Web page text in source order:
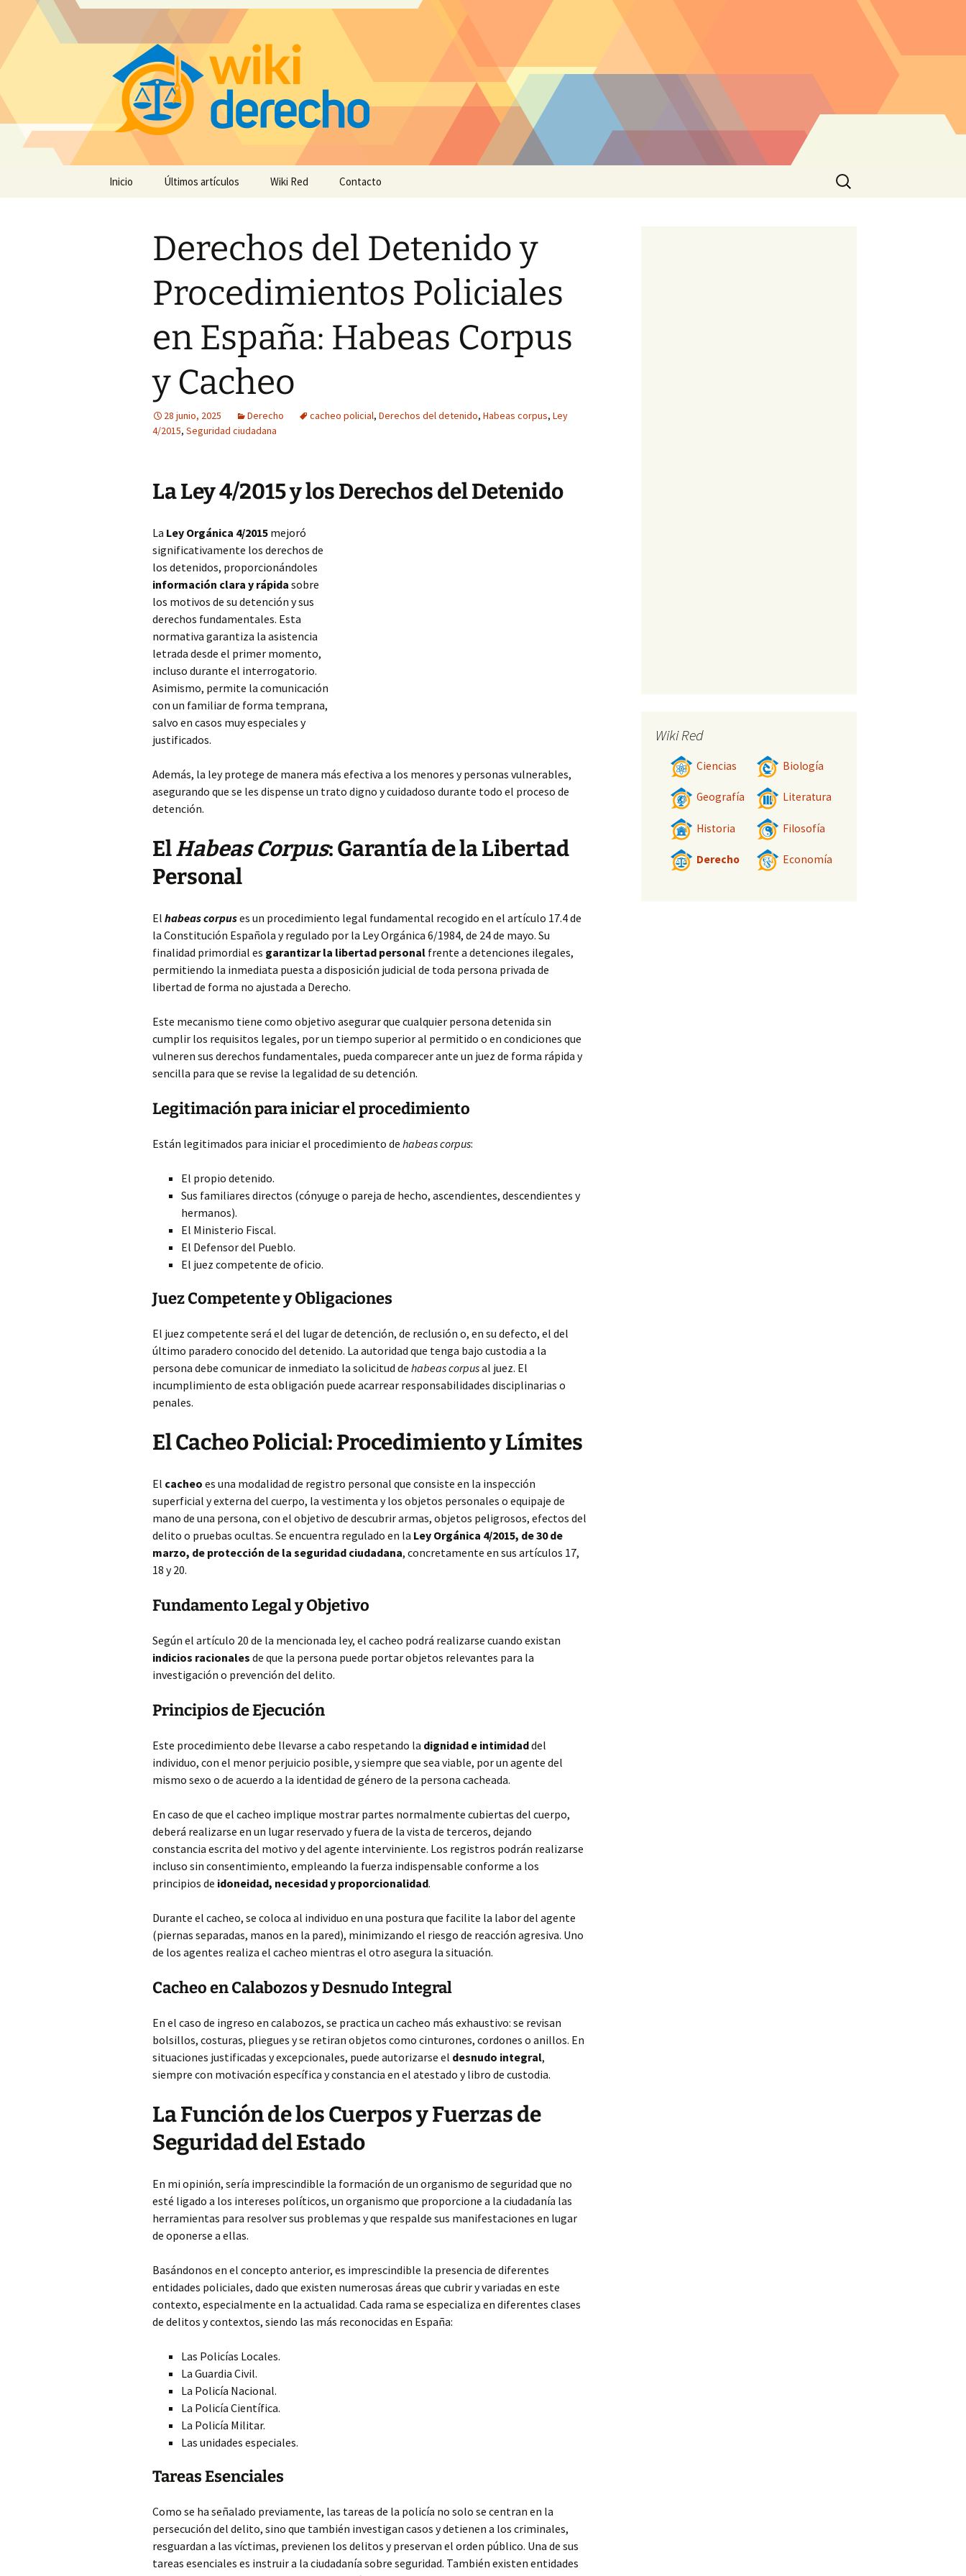
Inicio Últimos artículos Wiki Red Contacto
Buscar:
Derechos del Detenido y
Procedimientos Policiales
en España: Habeas Corpus
y Cacheo
28 junio, 2025 Derecho cacheo policial, Derechos del detenido, Habeas corpus, Ley
4/2015, Seguridad ciudadana
La Ley 4/2015 y los Derechos del Detenido
La Ley Orgánica 4/2015 mejoró
significativamente los derechos de
los detenidos, proporcionándoles
información clara y rápida sobre
los motivos de su detención y sus
derechos fundamentales. Esta
normativa garantiza la asistencia
letrada desde el primer momento,
incluso durante el interrogatorio.
Asimismo, permite la comunicación
con un familiar de forma temprana,
salvo en casos muy especiales y
justificados.
Además, la ley protege de manera más efectiva a los menores y personas vulnerables,
asegurando que se les dispense un trato digno y cuidadoso durante todo el proceso de
detención.
ElHabeas Corpus: Garantía de la Libertad
Personal
El habeas corpuses un procedimiento legal fundamental recogido en el artículo 17.4 de
la Constitución Española y regulado por la Ley Orgánica 6/1984, de 24 de mayo. Su
finalidad primordial es garantizar la libertad personal frente a detenciones ilegales,
permitiendo la inmediata puesta a disposición judicial de toda persona privada de
libertad de forma no ajustada a Derecho.
Este mecanismo tiene como objetivo asegurar que cualquier persona detenida sin
cumplir los requisitos legales, por un tiempo superior al permitido o en condiciones que
vulneren sus derechos fundamentales, pueda comparecer ante un juez de forma rápida y
sencilla para que se revise la legalidad de su detención.
Legitimación para iniciar el procedimiento
Están legitimados para iniciar el procedimiento de habeas corpus:
El propio detenido.
Sus familiares directos (cónyuge o pareja de hecho, ascendientes, descendientes y
hermanos).
El Ministerio Fiscal.
El Defensor del Pueblo.
El juez competente de oficio.
Juez Competente y Obligaciones
El juez competente será el del lugar de detención, de reclusión o, en su defecto, el del
último paradero conocido del detenido. La autoridad que tenga bajo custodia a la
persona debe comunicar de inmediato la solicitud de habeas corpusal juez. El
incumplimiento de esta obligación puede acarrear responsabilidades disciplinarias o
penales.
El Cacheo Policial: Procedimiento y Límites
El cacheo es una modalidad de registro personal que consiste en la inspección
superficial y externa del cuerpo, la vestimenta y los objetos personales o equipaje de
mano de una persona, con el objetivo de descubrir armas, objetos peligrosos, efectos del
delito o pruebas ocultas. Se encuentra regulado en la Ley Orgánica 4/2015, de 30 de
marzo, de protección de la seguridad ciudadana, concretamente en sus artículos 17,
18 y 20.
Fundamento Legal y Objetivo
Según el artículo 20 de la mencionada ley, el cacheo podrá realizarse cuando existan
indicios racionales de que la persona puede portar objetos relevantes para la
investigación o prevención del delito.
Principios de Ejecución
Este procedimiento debe llevarse a cabo respetando la dignidad e intimidaddel
individuo, con el menor perjuicio posible, y siempre que sea viable, por un agente del
mismo sexo o de acuerdo a la identidad de género de la persona cacheada.
En caso de que el cacheo implique mostrar partes normalmente cubiertas del cuerpo,
deberá realizarse en un lugar reservado y fuera de la vista de terceros, dejando
constancia escrita del motivo y del agente interviniente. Los registros podrán realizarse
incluso sin consentimiento, empleando la fuerza indispensable conforme a los
principios de idoneidad, necesidad y proporcionalidad.
Durante el cacheo, se coloca al individuo en una postura que facilite la labor del agente
(piernas separadas, manos en la pared), minimizando el riesgo de reacción agresiva. Uno
de los agentes realiza el cacheo mientras el otro asegura la situación.
Cacheo en Calabozos y Desnudo Integral
En el caso de ingreso en calabozos, se practica un cacheo más exhaustivo: se revisan
bolsillos, costuras, pliegues y se retiran objetos como cinturones, cordones o anillos. En
situaciones justificadas y excepcionales, puede autorizarse el desnudo integral,
siempre con motivación específica y constancia en el atestado y libro de custodia.
La Función de los Cuerpos y Fuerzas de
Seguridad del Estado
En mi opinión, sería imprescindible la formación de un organismo de seguridad que no
esté ligado a los intereses políticos, un organismo que proporcione a la ciudadanía las
herramientas para resolver sus problemas y que respalde sus manifestaciones en lugar
de oponerse a ellas.
Basándonos en el concepto anterior, es imprescindible la presencia de diferentes
entidades policiales, dado que existen numerosas áreas que cubrir y variadas en este
contexto, especialmente en la actualidad. Cada rama se especializa en diferentes clases
de delitos y contextos, siendo las más reconocidas en España:
Las Policías Locales.
La Guardia Civil.
La Policía Nacional.
La Policía Científica.
La Policía Militar.
Las unidades especiales.
Tareas Esenciales
Como se ha señalado previamente, las tareas de la policía no solo se centran en la
persecución del delito, sino que también investigan casos y detienen a los criminales,
resguardan a las víctimas, previenen los delitos y preservan el orden público. Una de sus
tareas esenciales es instruir a la ciudadanía sobre seguridad. También existen entidades
Wiki Red
Ciencias Biología
Geografía Literatura
Historia Filosofía
Derecho Economía